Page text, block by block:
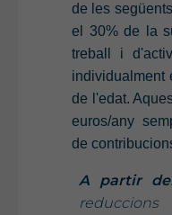
de les
el 30% de la
treball i
individualment
de l'edat.
euros/any
de
A partir